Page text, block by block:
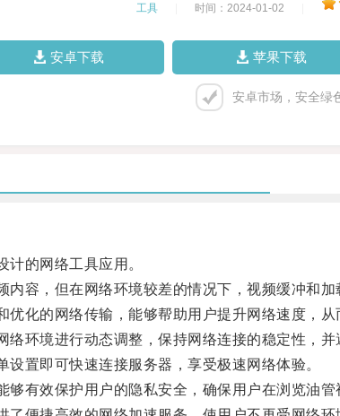
工具 时间：2024-01-02
安卓下载 苹果下载
安卓市场，安全绿
的网络工具应用。
，但在网络环境较差的情况下，视频缓冲和加
的网络传输，能够帮助用户提升网络速度，从
境进行动态调整，保持网络连接的稳定性，并
置即可快速连接服务器，享受极速网络体验。
效保护用户的隐私安全，确保用户在浏览油管